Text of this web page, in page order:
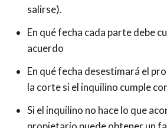
salirse).
En qué fecha cada parte debe
acuerdo
En qué fecha desestimará el
la corte si el inquilino cumple
Si el inquilino no hace lo que